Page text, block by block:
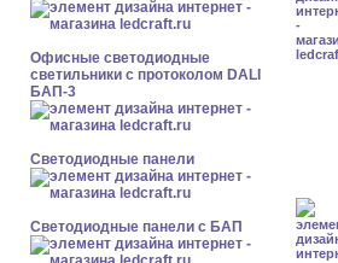
Офисные светодиодные
светильники с протоколом DALI
БАП-3
Cветодиодные панели
Cветодиодные панели с БАП